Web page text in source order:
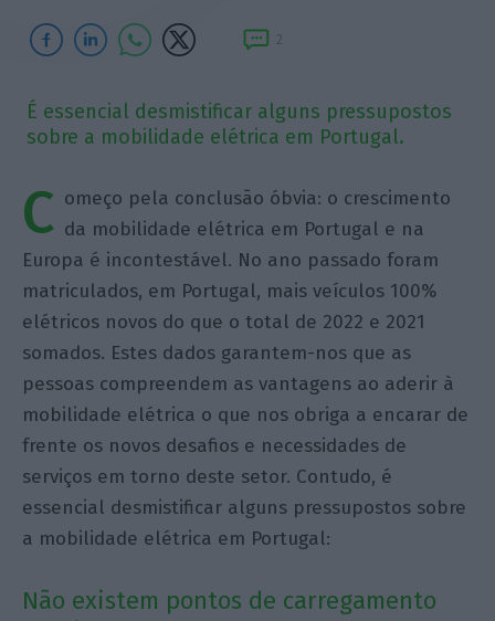
2
É essencial desmistificar alguns pressupostos
sobre a mobilidade elétrica em Portugal.
C omeço pela conclusão óbvia: o crescimento
da mobilidade elétrica em Portugal e na
Europa é incontestável. No ano passado foram
matriculados, em Portugal, mais veículos 100%
elétricos novos do que o total de 2022 e 2021
somados. Estes dados garantem-nos que as
pessoas compreendem as vantagens ao aderir à
mobilidade elétrica o que nos obriga a encarar de
frente os novos desafios e necessidades de
serviços em torno deste setor. Contudo, é
essencial desmistificar alguns pressupostos sobre
a mobilidade elétrica em Portugal:
Não existem pontos de carregamento